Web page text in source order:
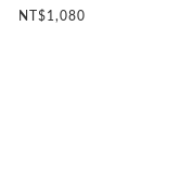
NT$1,080